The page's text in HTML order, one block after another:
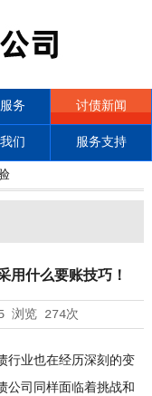
务 讨债新闻
们 服务支持
用什么要账技巧！
浏览 274次
行业也在经历深刻的变
公司同样面临着挑战和